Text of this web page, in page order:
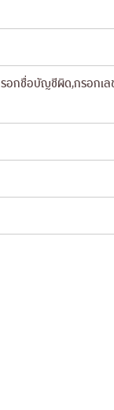
รอกชื่อบัญชีผิด,กรอกเล